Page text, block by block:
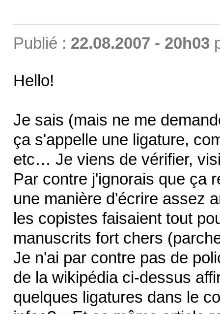
Publié : 22.08.2007 - 20h03
Hello!
Je sais (mais ne me
ça s'appelle une ligature,
etc… Je viens de vérifier,
Par contre j'ignorais que ça
une manière d'écrire assez
les copistes faisaient tout
manuscrits fort chers
Je n'ai par contre pas de
de la wikipédia ci-dessus
quelques ligatures dans le